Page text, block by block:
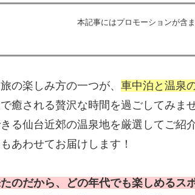
本記事にはプロモーションが含
の楽しみ方の一つが、 車中泊と温泉
癒される贅沢な時間を過ごしてみま
る仙台近郊の温泉地を厳選してご紹
あわせてお届けします！
のだから、どの年代でも楽しめるス